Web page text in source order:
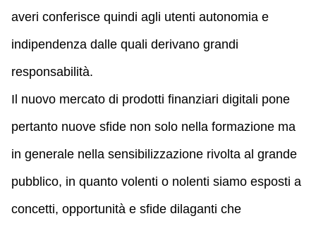
averi conferisce quindi agli utenti autonomia e
indipendenza dalle quali derivano grandi
responsabilità.
Il nuovo mercato di prodotti finanziari digitali pone
pertanto nuove sfide non solo nella formazione ma
in generale nella sensibilizzazione rivolta al grande
pubblico, in quanto volenti o nolenti siamo esposti a
concetti, opportunità e sfide dilaganti che